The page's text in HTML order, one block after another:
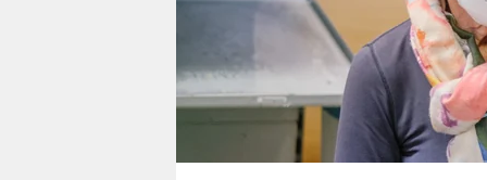
fragen & hilfe
unterstützen
abo
genossenschaft